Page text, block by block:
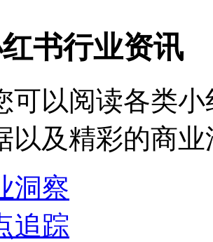
书行业资讯
可以阅读各类
以及精彩的商业
洞察
追踪